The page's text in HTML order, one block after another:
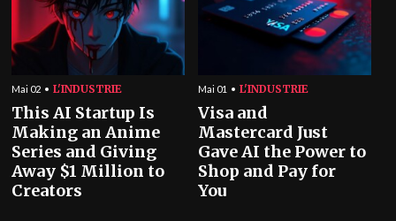
Mai 02 L'INDUSTRIE
This AI Startup Is
Making an Anime
Series and Giving
Away $1 Million to
Creators
Mai 01 L'INDUSTRIE
Visa and
Mastercard Just
Gave AI the Power to
Shop and Pay for
You